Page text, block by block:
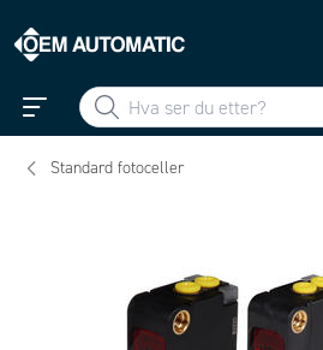
Standard fotoceller